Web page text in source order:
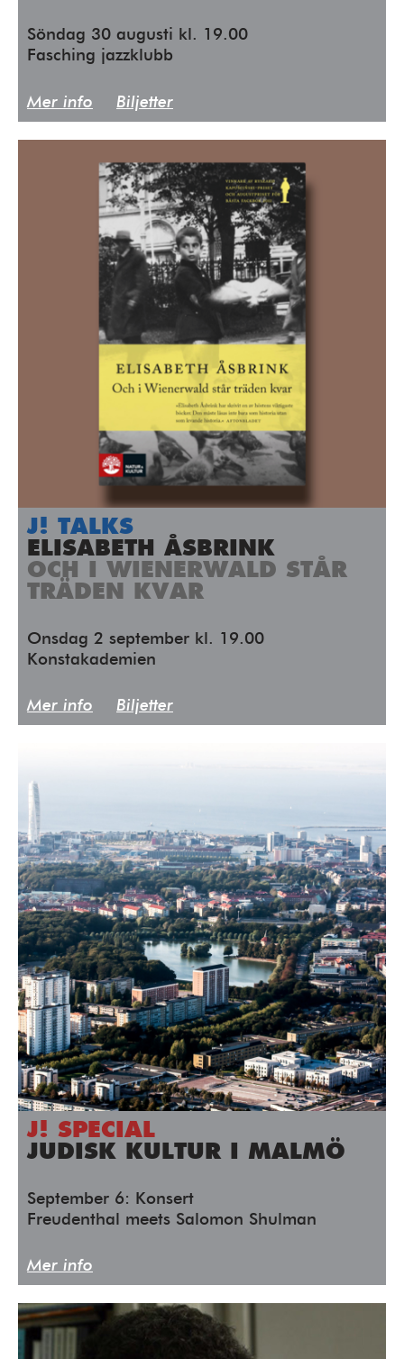
Söndag 30 augusti kl. 19.00
Fasching jazzklubb
Mer info Biljetter
J! TALKS
ELISABETH ÅSBRINK
OCH I WIENERWALD STÅR
TRÄDEN KVAR
Onsdag 2 september kl. 19.00
Konstakademien
Mer info Biljetter
J! SPECIAL
JUDISK KULTUR I MALMÖ
September 6: Konsert
Freudenthal meets Salomon Shulman
Mer info